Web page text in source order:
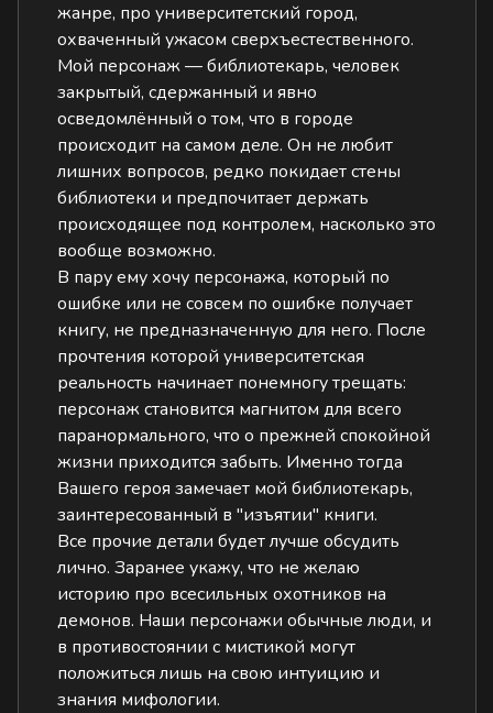
жанре, про университетский город,
охваченный ужасом сверхъестественного.
Мой персонаж — библиотекарь, человек
закрытый, сдержанный и явно
осведомлённый о том, что в городе
происходит на самом деле. Он не любит
лишних вопросов, редко покидает стены
библиотеки и предпочитает держать
происходящее под контролем, насколько это
вообще возможно.
В пару ему хочу персонажа, который по
ошибке или не совсем по ошибке получает
книгу, не предназначенную для него. После
прочтения которой университетская
реальность начинает понемногу трещать:
персонаж становится магнитом для всего
паранормального, что о прежней спокойной
жизни приходится забыть. Именно тогда
Вашего героя замечает мой библиотекарь,
заинтересованный в "изъятии" книги.
Все прочие детали будет лучше обсудить
лично. Заранее укажу, что не желаю
историю про всесильных охотников на
демонов. Наши персонажи обычные люди, и
в противостоянии с мистикой могут
положиться лишь на свою интуицию и
знания мифологии.